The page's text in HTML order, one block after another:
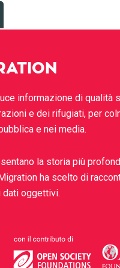
informazione di qualità
e dei rifugiati, per
e nei media.
la storia più
ha scelto di
dati oggettivi.